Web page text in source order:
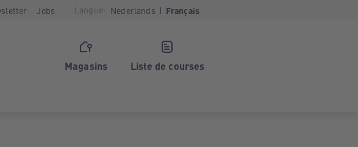
Jobs Langue: Nederlands Français
Magasins Liste de courses